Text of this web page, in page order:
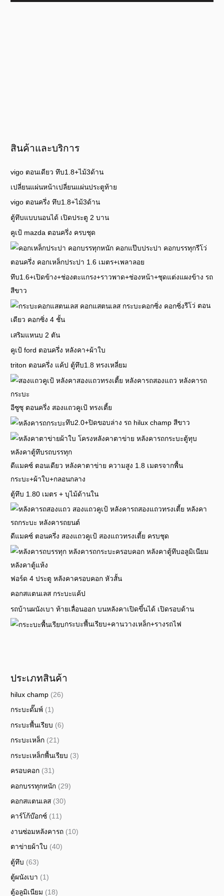
สินค้าและบริการ
vigo ตอนเดียว ทึบ1.8+ไม้3ด้าน
เปลี่ยนแผ่นหน้าเปลี่ยนแผ่นประตูท้าย
vigo ตอนครึ่ง ทึบ1.8+ไม้3ด้าน
ตู้ทึบแบบนอนได้ เปิดประตู 2 บาน
คูเป้ mazda ตอนครึ่ง ครบชุด
รีโว่
ตอนครึ่ง คอกเหล็กประปา 1.6 เมตร+เพลาลอย
ทึบ1.6+เปิดข้าง+ช่องตะแกรง+ราวพาด+ช่องหน้า+ชุดแต่งแผงข้าง รถ
สีขาว
รีโว่ ตอน
เดียว คอกซิ่ง 4 ชั้น
เสริมแหนบ 2 ตัน
คูเป้ ford ตอนครึ่ง หลังคา+ผ้าใบ
triton ตอนครึ่ง แค้ป ตู้ทึบ1.8 ทรงเหลี่ยม
อีซูซุ ตอนครึ่ง สองแถวคูเป้ ทรงเตี้ย
ทึบ2.0+ปิดขอบล่าง รถ hilux champ สีขาว
ดีแมคซ์ ตอนเดียว หลังคาตาข่าย ความสูง 1.8 เมตรจากพื้น
กระบะ+ผ้าใบ+กลอนกลาง
ตู้ทึบ 1.80 เมตร + บุไม้ด้านใน
ดีแมคซ์ ตอนครึ่ง สองแถวคูเป้ สองแถวทรงเตี้ย ครบชุด
ฟอร์ด 4 ประตู หลังคาครอบคอก หัวสั้น
คอกสแตนเลส กระบะแค้ป
รถบ้านผนังเบา ท้ายเลื่อนออก บนหลังคาเปิดขึ้นได้ เปิดรอบด้าน
กระบะพื้นเรียบ+คานวางเหล็ก+รางรถไฟ
ประเภทสินค้า
hilux champ (26)
กระบะดั๊มพ์ (1)
กระบะพื้นเรียบ (6)
กระบะเหล็ก (21)
กระบะเหล็กพื้นเรียบ (3)
ครอบคอก (31)
คอกบรรทุกหนัก (29)
คอกสแตนเลส (30)
คาร์โก้บ๊อกซ์ (11)
งานซ่อมหลังคารถ (10)
ตาข่ายผ้าใบ (40)
ตู้ทึบ (63)
ตู้ผนังเบา (1)
ตู้อลูมิเนียม (18)